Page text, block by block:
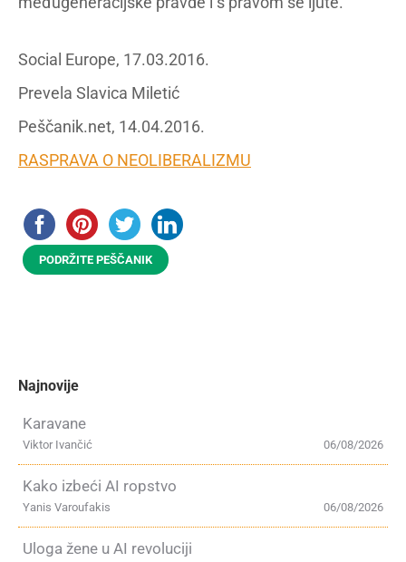
Social Europe, 17.03.2016.
Prevela Slavica Miletić
Peščanik.net, 14.04.2016.
RASPRAVA O NEOLIBERALIZMU
PODRŽITE PEŠČANIK
Najnovije
Karavane
06/08/2026
Viktor Ivančić
Kako izbeći AI ropstvo
06/08/2026
Yanis Varoufakis
Uloga žene u AI revoluciji